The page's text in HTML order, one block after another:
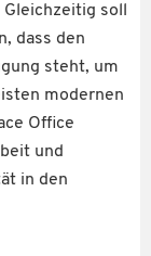
Gleichzeitig soll
dass den
steht, um
modernen
Office
und
in den